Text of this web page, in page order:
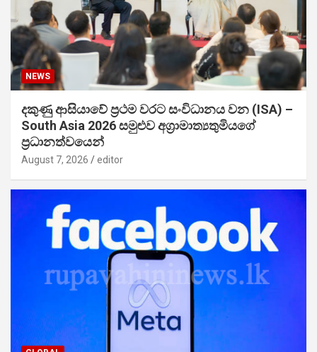
NEWS
දකුණු ආසියාවේ ප්‍රථම වරට සංවිධානය වන (ISA) –
South Asia 2026 සමුළුව අග්‍රාමාත්‍යතුමියගේ
ප්‍රධානත්වයෙන්
August 7, 2026 editor